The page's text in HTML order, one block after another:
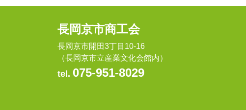
長岡京市商工会
長岡京市開田3丁目10-16
（長岡京市立産業文化会館内）
tel. 075-951-8029